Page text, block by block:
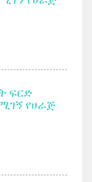
ፍርድ
የሀራጅ